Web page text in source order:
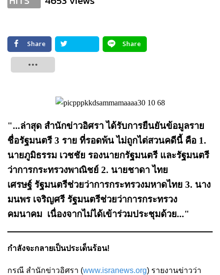
Share
Share
"...ล่าสุด สำนักข่าวอิศรา ได้รับการยืนยันข้อมูลราย
ชื่อรัฐมนตรี 3 ราย ที่รอดพ้น ไม่ถูกไต่สวนคดีนี้ คือ 1.
นายภูมิธรรม เวชชัย รองนายกรัฐมนตรี และรัฐมนตรี
ว่าการกระทรวงพาณิชย์ 2. นายชาดา ไทย
เศรษฐ์ รัฐมนตรีช่วยว่าการกระทรวงมหาดไทย 3. นาง
มนพร เจริญศรี รัฐมนตรีช่วยว่าการกระทรวง
คมนาคม เนื่องจากไม่ได้เข้าร่วมประชุมด้วย..."
กำลังจะกลายเป็นประเด็นร้อน!
กรณี สำนักข่าวอิศรา (www.isranews.org) รายงานข่าวว่า